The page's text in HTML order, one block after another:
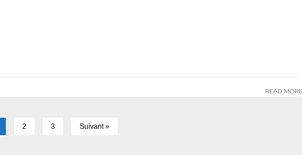
READ MORE
2 3 Suivant »